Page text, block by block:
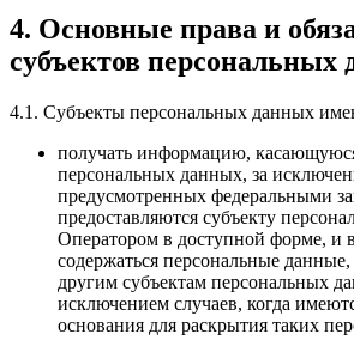
4. Основные права и
субъектов персональных
4.1. Субъекты персональных данных
получать информацию,
персональных данных, за
предусмотренных федеральными
предоставляются субъекту
Оператором в доступной форме, и
содержаться персональные
другим субъектам персональных
исключением случаев, когда
основания для раскрытия таких